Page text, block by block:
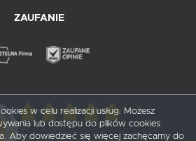
ZAUFANIE
w celu realizacji usług. Możesz
lub dostępu do plików cookies
Aby dowiedzieć się więcej zachęcamy do